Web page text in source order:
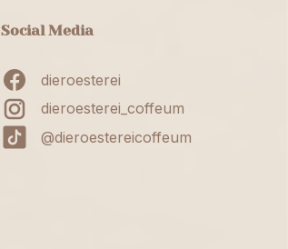
Social Media
dieroesterei
dieroesterei_coffeum
@dieroestereicoffeum